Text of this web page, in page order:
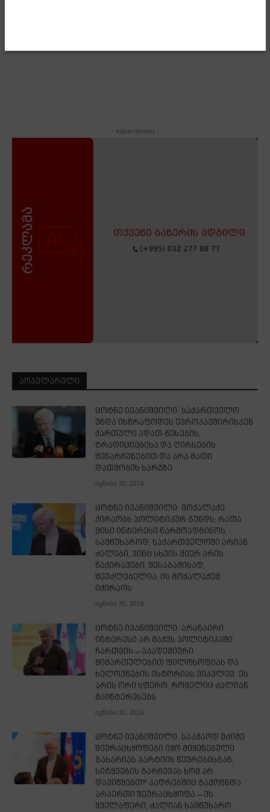
- Advertisment -
ᲞᲝᲞᲣᲚᲐᲠᲣᲚᲘ
ცოტნე ივანიშვილი: საქართველო
უნდა ისწრაფოდეს ევროკავშირისკენ
ქართული ადათ-წესების,
ტრადიციებისა და ღირსების
შენარჩუნებით და არა მათი
დათმობის ხარჯზე
ივნისი 30, 2026
ცოტნე ივანიშვილი: მოქალაქე
ქირაობს პოლიტიკურ გუნდს, რათა
მისი ინტერესი წარმოადგინოს,
სამწუხაროდ, საქართველოში არიან
ძალები, ვინც სხვის მიერ არის
ნაქირავები, შესაბამისად,
შეუძლებელია, ის მოქალაქემ
იქირაოს
ივნისი 30, 2026
ცოტნე ივანიშვილი: არანაირი
ინტერესი არ მაქვს პოლიტიკაში
ჩართვის – აკადემიური
მიმართულებით ფილოსოფიას და
ხელოვნების ისტორიას ვიკვლევ. ეს
არის ორი სფერო, რომელიც ძალიან
მაინტერესებს
ივნისი 30, 2026
ცოტნე ივანიშვილი: საკმაოდ მძიმე
შეურაცხყოფები იყო მიყენებული
გახარიას პარტიის წევრებისგან,
სიტყვების გარჩევას ხომ არ
დავიწყებთ?! კადრებშიც გამოჩნდა
არაერთი შეურაცხყოფა – ეს
ყველაფერი, ძალიან სამწუხარო...